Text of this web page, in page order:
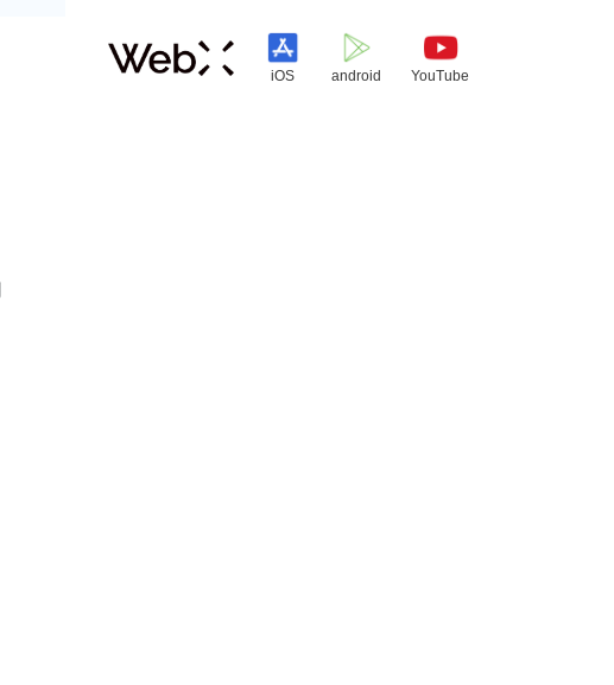
iOS android YouTube